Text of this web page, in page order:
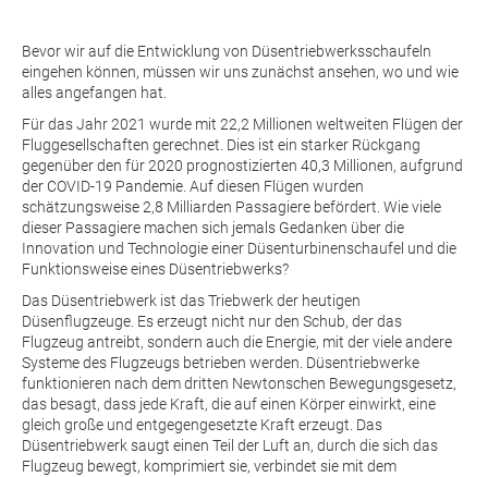
Bevor wir auf die Entwicklung von Düsentriebwerksschaufeln
eingehen können, müssen wir uns zunächst ansehen, wo und wie
alles angefangen hat.
Für das Jahr 2021 wurde mit 22,2 Millionen weltweiten Flügen der
Fluggesellschaften gerechnet. Dies ist ein starker Rückgang
gegenüber den für 2020 prognostizierten 40,3 Millionen, aufgrund
der COVID-19 Pandemie. Auf diesen Flügen wurden
schätzungsweise 2,8 Milliarden Passagiere befördert. Wie viele
dieser Passagiere machen sich jemals Gedanken über die
Innovation und Technologie einer Düsenturbinenschaufel und die
Funktionsweise eines Düsentriebwerks?
Das Düsentriebwerk ist das Triebwerk der heutigen
Düsenflugzeuge. Es erzeugt nicht nur den Schub, der das
Flugzeug antreibt, sondern auch die Energie, mit der viele andere
Systeme des Flugzeugs betrieben werden. Düsentriebwerke
funktionieren nach dem dritten Newtonschen Bewegungsgesetz,
das besagt, dass jede Kraft, die auf einen Körper einwirkt, eine
gleich große und entgegengesetzte Kraft erzeugt. Das
Düsentriebwerk saugt einen Teil der Luft an, durch die sich das
Flugzeug bewegt, komprimiert sie, verbindet sie mit dem